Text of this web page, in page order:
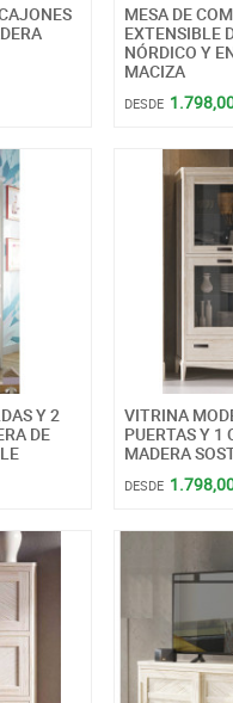
MESA DE
EXTENSIBLE
NÓRDICO Y
MACIZA
DESDE
Y 2
DE
VITRINA
PUERTAS Y 1
MADERA
DESDE